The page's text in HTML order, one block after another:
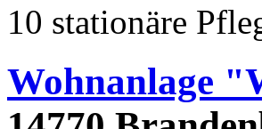
10 stationäre
Wohnanlage